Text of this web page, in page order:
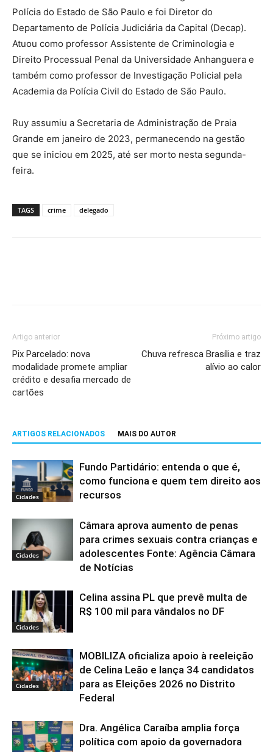
Polícia do Estado de São Paulo e foi Diretor do
Departamento de Polícia Judiciária da Capital (Decap).
Atuou como professor Assistente de Criminologia e
Direito Processual Penal da Universidade Anhanguera e
também como professor de Investigação Policial pela
Academia da Polícia Civil do Estado de São Paulo.
Ruy assumiu a Secretaria de Administração de Praia
Grande em janeiro de 2023, permanecendo na gestão
que se iniciou em 2025, até ser morto nesta segunda-
feira.
TAGS crime delegado
Artigo anterior
Pix Parcelado: nova
modalidade promete ampliar
crédito e desafia mercado de
cartões
Próximo artigo
Chuva refresca Brasília e traz
alívio ao calor
ARTIGOS RELACIONADOS MAIS DO AUTOR
Cidades
Fundo Partidário: entenda o que é,
como funciona e quem tem direito aos
recursos
Cidades
Câmara aprova aumento de penas
para crimes sexuais contra crianças e
adolescentes Fonte: Agência Câmara
de Notícias
Cidades
Celina assina PL que prevê multa de
R$ 100 mil para vândalos no DF
Cidades
MOBILIZA oficializa apoio à reeleição
de Celina Leão e lança 34 candidatos
para as Eleições 2026 no Distrito
Federal
Dra. Angélica Caraíba amplia força
política com apoio da governadora